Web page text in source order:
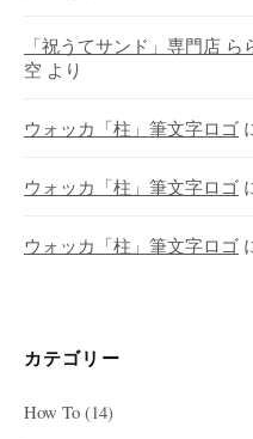
「祝うてサンド」専門店 ら
空 より
ウォッカ「柱」筆文字ロゴ
ウォッカ「柱」筆文字ロゴ
ウォッカ「柱」筆文字ロゴ
カテゴリー
How To (14)